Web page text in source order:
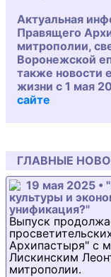
Актуальная
Правящего
митрополии,
Воронежской
также новости
жизни с 1 мая
сайте
ГЛАВНЫЕ
19 мая 2025 •
культуры и
унификация?"
Выпуск
Архипастыря" с
Лискинским
митрополии.